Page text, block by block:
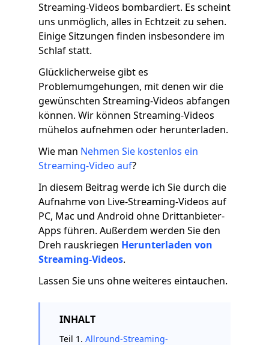
Streaming-Videos bombardiert. Es scheint
uns unmöglich, alles in Echtzeit zu sehen.
Einige Sitzungen finden insbesondere im
Schlaf statt.
Glücklicherweise gibt es
Problemumgehungen, mit denen wir die
gewünschten Streaming-Videos abfangen
können. Wir können Streaming-Videos
mühelos aufnehmen oder herunterladen.
Wie man Nehmen Sie kostenlos ein
Streaming-Video auf?
In diesem Beitrag werde ich Sie durch die
Aufnahme von Live-Streaming-Videos auf
PC, Mac und Android ohne Drittanbieter-
Apps führen. Außerdem werden Sie den
Dreh rauskriegen Herunterladen von
Streaming-Videos.
Lassen Sie uns ohne weiteres eintauchen.
INHALT
Teil 1. Allround-Streaming-